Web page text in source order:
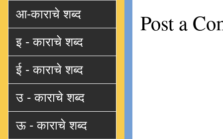
Post a
आ-काराचे शब्द
इ - काराचे शब्द
ई - काराचे शब्द
उ - काराचे शब्द
ऊ - काराचे शब्द